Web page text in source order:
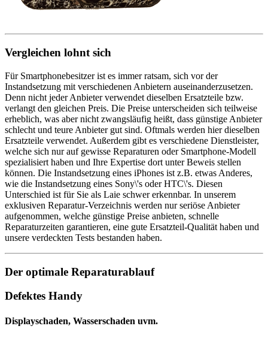
Vergleichen lohnt sich
Für Smartphonebesitzer ist es immer ratsam, sich vor der
Instandsetzung mit verschiedenen Anbietern auseinanderzusetzen.
Denn nicht jeder Anbieter verwendet dieselben Ersatzteile bzw.
verlangt den gleichen Preis. Die Preise unterscheiden sich teilweise
erheblich, was aber nicht zwangsläufig heißt, dass günstige Anbieter
schlecht und teure Anbieter gut sind. Oftmals werden hier dieselben
Ersatzteile verwendet. Außerdem gibt es verschiedene Dienstleister,
welche sich nur auf gewisse Reparaturen oder Smartphone-Modell
spezialisiert haben und Ihre Expertise dort unter Beweis stellen
können. Die Instandsetzung eines iPhones ist z.B. etwas Anderes,
wie die Instandsetzung eines Sony\'s oder HTC\'s. Diesen
Unterschied ist für Sie als Laie schwer erkennbar. In unserem
exklusiven Reparatur-Verzeichnis werden nur seriöse Anbieter
aufgenommen, welche günstige Preise anbieten, schnelle
Reparaturzeiten garantieren, eine gute Ersatzteil-Qualität haben und
unsere verdeckten Tests bestanden haben.
Der optimale Reparaturablauf
Defektes Handy
Displayschaden, Wasserschaden uvm.